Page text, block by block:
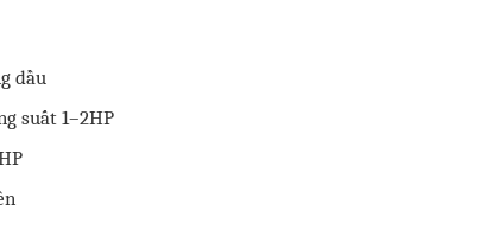
dầu
suất 1–2HP